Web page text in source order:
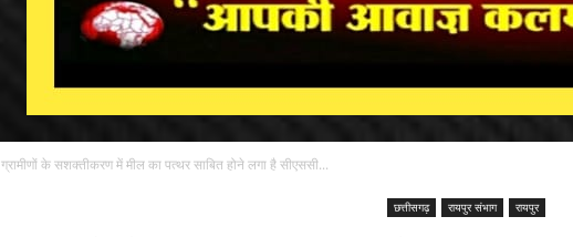
ग्रामीणों के सशक्तीकरण में मील का पत्थर साबित होने लगा है सीएससी...
छत्तीसगढ़ रायपुर संभाग रायपुर